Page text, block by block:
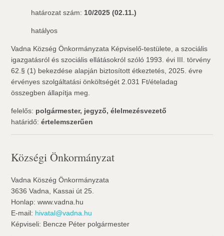
határozat szám: 10/2025 (02.11.)
hatályos
Vadna Község Önkormányzata Képviselő-testülete, a szociális
igazgatásról és szociális ellátásokról szóló 1993. évi III. törvény
62.§ (1) bekezdése alapján biztosított étkeztetés, 2025. évre
érvényes szolgáltatási önköltségét 2.031 Ft/ételadag
összegben állapítja meg.
felelős: polgármester, jegyző, élelmezésvezető
határidő:értelemszerűen
Községi Önkormányzat
Vadna Köszég Önkormányzata
3636 Vadna, Kassai út 25.
Honlap: www.vadna.hu
E-mail: hivatal@vadna.hu
Képviseli: Bencze Péter polgármester